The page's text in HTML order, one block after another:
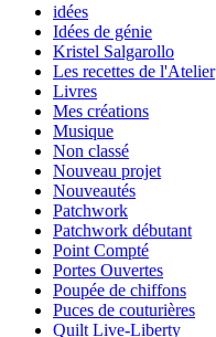
idées
Idées de génie
Kristel Salgarollo
Les recettes de l'Atelier
Livres
Mes créations
Musique
Non classé
Nouveau projet
Nouveautés
Patchwork
Patchwork débutant
Point Compté
Portes Ouvertes
Poupée de chiffons
Puces de couturières
Quilt Live-Liberty